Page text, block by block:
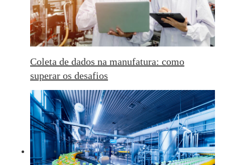
Coleta de dados na manufatura: como
superar os desafios